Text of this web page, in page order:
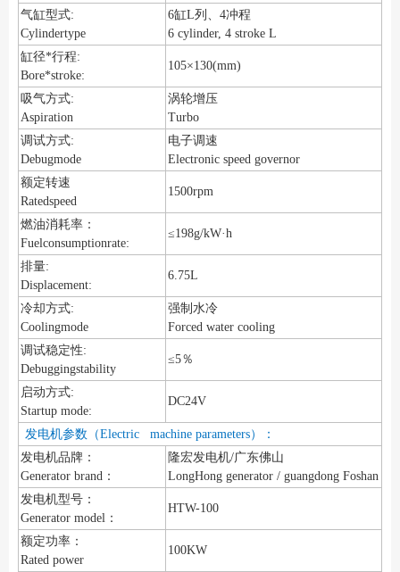
气缸型式:
Cylindertype
6缸L列、4冲程
6 cylinder, 4 stroke L
缸径*行程:
Bore*stroke:
105×130(mm)
吸气方式:
Aspiration
涡轮增压
Turbo
调试方式:
Debugmode
电子调速
Electronic speed governor
额定转速
Ratedspeed
1500rpm
燃油消耗率：
Fuelconsumptionrate:
≤198g/kW·h
排量:
Displacement:
6.75L
冷却方式:
Coolingmode
强制水冷
Forced water cooling
调试稳定性:
Debuggingstability
≤5％
启动方式:
Startup mode:
DC24V
发电机参数（Electric machine parameters）：
发电机品牌：
Generator brand：
隆宏发电机/广东佛山
LongHong generator / guangdong Foshan
发电机型号：
Generator model：
HTW-100
额定功率：
Rated power
100KW